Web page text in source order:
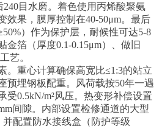
240目水磨。着色使用丙烯酸聚氨
效果，膜厚控制在40-50μm。最后
）作为保护层，耐候性可达5-8
金箔（厚度0.1-0.15μm）、做旧
艺。
。重心计算确保高宽比≤1:3的站立
预埋钢板配重。风荷载按50年一遇
受0.5kN/m²风压。热变形补偿设置
间隙。内部设置检修通道的大型
并配置防水接线盒（防护等级